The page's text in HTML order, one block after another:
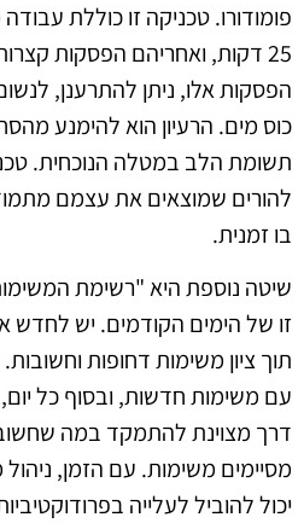
פומודורו. טכניקה זו כוללת
הפסקות אלו, ניתן להתרענן,
כוס מים. הרעיון הוא להימנע
תשומת הלב במטלה הנוכחית.
להורים שמוצאים את עצמם
בו זמנית.
זו של הימים הקודמים. יש לחדש
תוך ציון משימות דחופות
עם משימות חדשות, ובסוף כל
דרך מצוינת להתמקד במה
מסיימים משימות. עם הזמן,
יכול להוביל לעלייה